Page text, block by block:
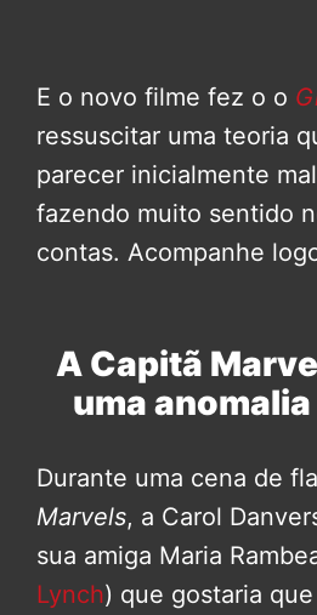
E o novo filme fez o o
ressuscitar uma teoria
parecer inicialmente
fazendo muito sentido
contas. Acompanhe
A Capitã
uma anomalia
Durante uma cena de
Marvels, a Carol
sua amiga Maria
Lynch) que gostaria